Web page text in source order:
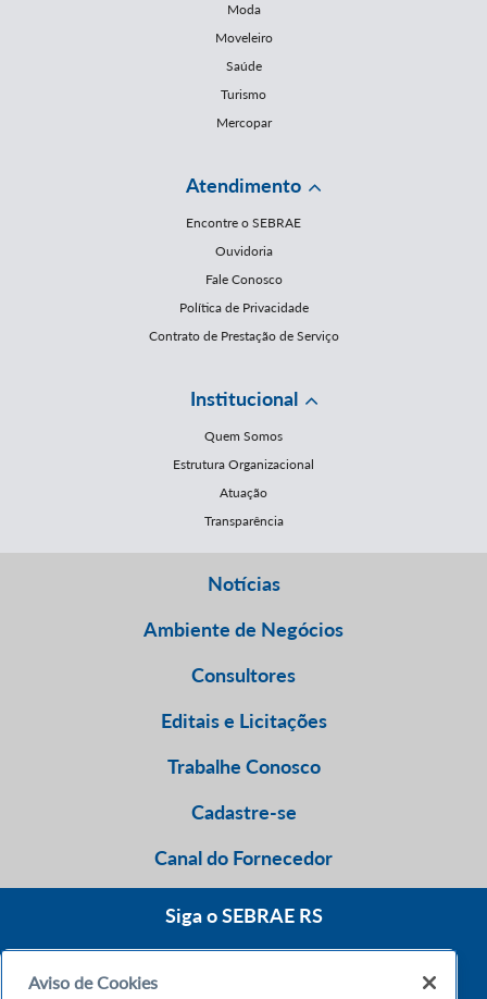
Moda
Moveleiro
Saúde
Turismo
Mercopar
Atendimento
Encontre o SEBRAE
Ouvidoria
Fale Conosco
Política de Privacidade
Contrato de Prestação de Serviço
Institucional
Quem Somos
Estrutura Organizacional
Atuação
Transparência
Notícias
Ambiente de Negócios
Consultores
Editais e Licitações
Trabalhe Conosco
Cadastre-se
Canal do Fornecedor
Siga o SEBRAE RS
Aviso de Cookies